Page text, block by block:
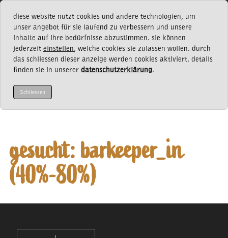
jobs
gesucht: barkeeper_in
(40%-80%)
diese website nutzt cookies und andere technologien, um
unser angebot für sie laufend zu verbessern und unsere
inhalte auf ihre bedürfnisse abzustimmen. sie können
jederzeiteinstellen, welche cookies sie zulassen wollen. durch
das schliessen dieser anzeige werden cookies aktiviert. details
finden sie in unsererdatenschutzerklärung.
Schliessen